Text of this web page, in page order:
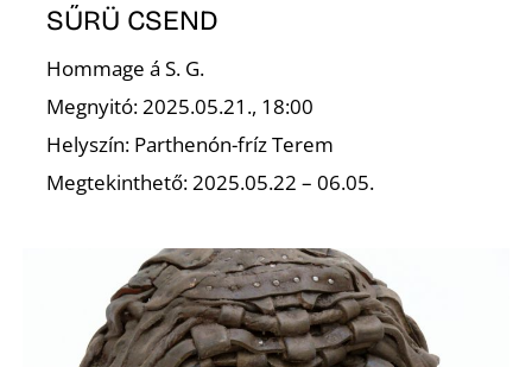
SŰRÜ CSEND
Hommage á S. G.
Megnyitó: 2025.05.21., 18:00
Helyszín: Parthenón-fríz Terem
Megtekinthető: 2025.05.22 – 06.05.